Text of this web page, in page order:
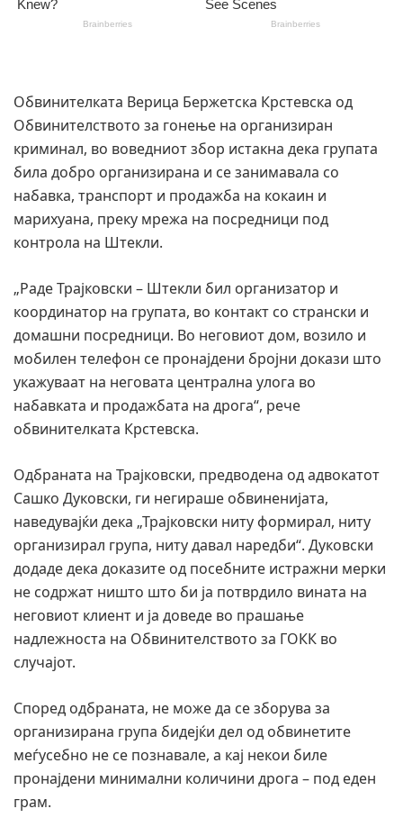
Обвинителката Верица Бержетска Крстевска од
Обвинителството за гонење на организиран
криминал, во воведниот збор истакна дека групата
била добро организирана и се занимавала со
набавка, транспорт и продажба на кокаин и
марихуана, преку мрежа на посредници под
контрола на Штекли.
„Раде Трајковски – Штекли бил организатор и
координатор на групата, во контакт со странски и
домашни посредници. Во неговиот дом, возило и
мобилен телефон се пронајдени бројни докази што
укажуваат на неговата централна улога во
набавката и продажбата на дрога“, рече
обвинителката Крстевска.
Одбраната на Трајковски, предводена од адвокатот
Сашко Дуковски, ги негираше обвиненијата,
наведувајќи дека „Трајковски ниту формирал, ниту
организирал група, ниту давал наредби“. Дуковски
додаде дека доказите од посебните истражни мерки
не содржат ништо што би ја потврдило вината на
неговиот клиент и ја доведе во прашање
надлежноста на Обвинителството за ГОКК во
случајот.
Според одбраната, не може да се зборува за
организирана група бидејќи дел од обвинетите
меѓусебно не се познавале, а кај некои биле
пронајдени минимални количини дрога – под еден
грам.